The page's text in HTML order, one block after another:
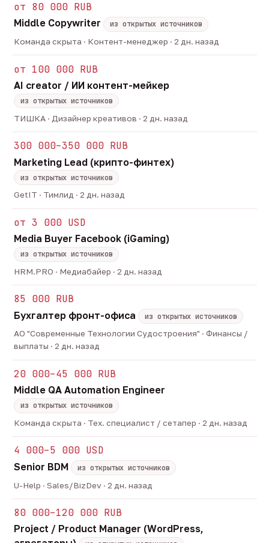
от 80 000 RUB
Middle Copywriter
из открытых источников
Команда скрыта · Контент-менеджер · 2 дн. назад
от 100 000 RUB
AI creator / ИИ контент-мейкер
из открытых источников
ТИШКА · Дизайнер креативов · 2 дн. назад
300 000–350 000 RUB
Marketing Lead (крипто-финтех)
из открытых источников
GetIT · Тимлид · 2 дн. назад
от 3 000 USD
Media Buyer Facebook (iGaming)
из открытых источников
HRM.PRO · Медиабайер · 2 дн. назад
85 000 RUB
Бухгалтер фронт-офиса
из открытых источников
АО "Современные Технологии Судостроения" · Финансы /
выплаты · 2 дн. назад
20 000–45 000 RUB
Middle QA Automation Engineer
из открытых источников
Команда скрыта · Тех. специалист / сетапер · 2 дн. назад
4 000–5 000 USD
Senior BDM
из открытых источников
U-Help · Sales/BizDev · 2 дн. назад
80 000–120 000 RUB
Project / Product Manager (WordPress,